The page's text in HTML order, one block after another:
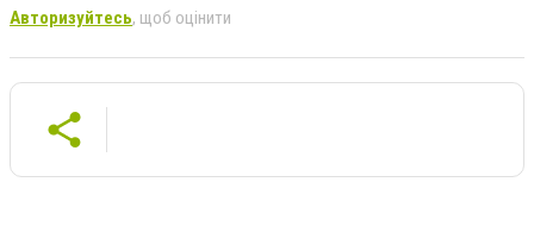
Авторизуйтесь, щоб оцінити